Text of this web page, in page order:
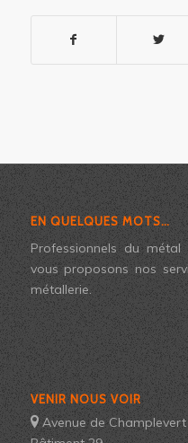
EN QUELQUES MOTS…
Professionnels du
vous proposons nos
métallerie.
VENIR NOUS VOIR
Avenue de Champlevert